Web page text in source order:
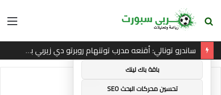
بحث
ساندرو تونالي: أقنعه مدرب توتنهام روبرتو دي زيربي بسرعة بالتوقيع
ممتعة
توصيات :
باقة متميزة VIP (كود: AA11138):
باقة باك لينك
تحسين محركات البحث SEO